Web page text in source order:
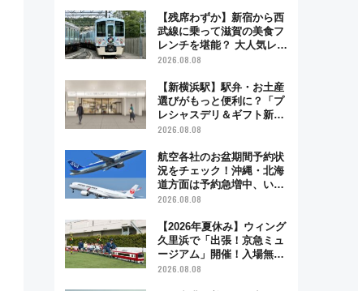
【残席わずか】新宿から西
武線に乗って滋賀の美食フ
レンチを堪能？ 大人気レス
トラン列車「52席の至福」
の特別コラボ
2026.08.08
【新横浜駅】駅弁・お土産
選びがもっと便利に？「プ
レシャスデリ＆ギフト新横
浜」がオープン 場所や営
2026.08.08
航空各社のお盆期間予約状
況をチェック！沖縄・北海
道方面は予約急増中、いま
から狙うべき日は？
2026.08.08
【2026年夏休み】ウィング
久里浜で「出張！京急ミュ
ージアム」開催！入場無料
でスタンプラリーや子ども
2026.08.08